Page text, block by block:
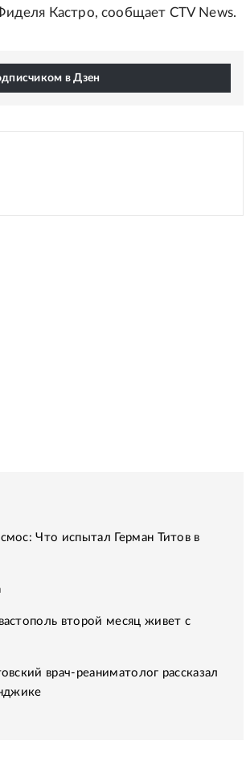
Кастро, сообщает CTV News.
в Дзен
Что испытал Герман Титов в
второй месяц живет с
врач-реаниматолог рассказал